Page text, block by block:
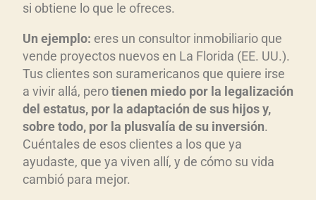
si obtiene lo que le ofreces.
Un ejemplo: eres un consultor inmobiliario que
vende proyectos nuevos en La Florida (EE. UU.).
Tus clientes son suramericanos que quiere irse
a vivir allá, perotienen miedo por la legalización
del estatus, por la adaptación de sus hijos y,
sobre todo, por la plusvalía de su inversión.
Cuéntales de esos clientes a los que ya
ayudaste, que ya viven allí, y de cómo su vida
cambió para mejor.